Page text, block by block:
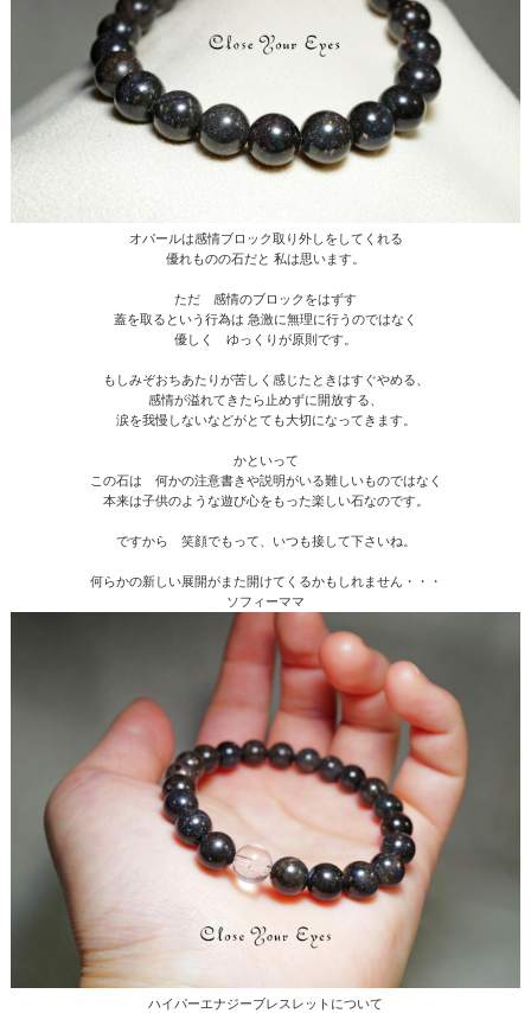
オパールは感情ブロック取り外しをしてくれる
優れものの石だと 私は思います。
ただ 感情のブロックをはずす
蓋を取るという行為は 急激に無理に行うのではなく
優しく ゆっくりが原則です。
もしみぞおちあたりが苦しく感じたときはすぐやめる、
感情が溢れてきたら止めずに開放する、
涙を我慢しないなどがとても大切になってきます。
かといって
この石は 何かの注意書きや説明がいる難しいものではなく
本来は子供のような遊び心をもった楽しい石なのです。
ですから 笑顔でもって、いつも接して下さいね。
何らかの新しい展開がまた開けてくるかもしれません・・・
ソフィーママ
ハイパーエナジーブレスレットについて